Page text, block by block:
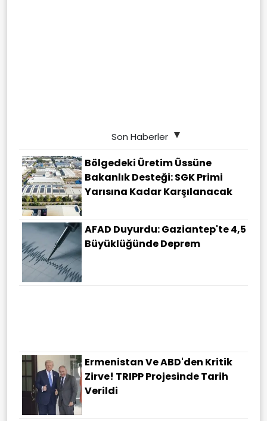
Son Haberler
Bölgedeki Üretim Üssüne
Bakanlık Desteği: SGK Primi
Yarısına Kadar Karşılanacak
AFAD Duyurdu: Gaziantep'te 4,5
Büyüklüğünde Deprem
Ermenistan Ve ABD'den Kritik
Zirve! TRIPP Projesinde Tarih
Verildi